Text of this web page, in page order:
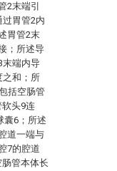
2末端引
胃管2内
胃管2末
；所述导
端内导
之和；所
括空肠管
头9连
囊6；所述
道一端与
7的腔道
管本体长